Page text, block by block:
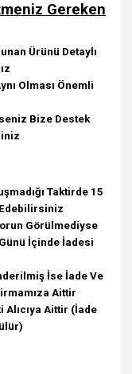
Gereken
Ürünü Detaylı
Olması Önemli
Bize Destek
Taktirde 15
Görülmediyse
İçinde İadesi
İse İade Ve
Aittir
Aittir (İade